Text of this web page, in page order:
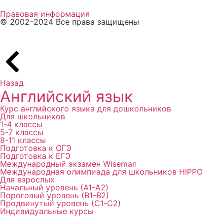
Правовая информация
© 2002–2024 Все права защищены
Назад
Английский язык
Курс английского языка для дошкольников
Для школьников
1-4 классы
5-7 классы
8-11 классы
Подготовка к ОГЭ
Подготовка к ЕГЭ
Международный экзамен Wiseman
Международная олимпиада для школьников HIPPO
Для взрослых
Начальный уровень (А1-А2)
Пороговый уровень (В1-В2)
Продвинутый уровень (С1-С2)
Индивидуальные курсы